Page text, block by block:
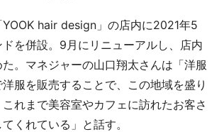
hair design」の店内に2021年5
を併設。9月にリニューアルし、店内
。マネジャーの山口翔太さんは「洋服
服を販売することで、この地域を盛り
これまで美容室やカフェに訪れたお客さ
くれている」と話す。